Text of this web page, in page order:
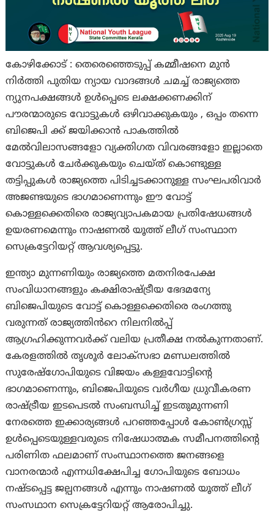
കോഴിക്കോട് : തെരെഞ്ഞെടുപ്പ് കമ്മീഷനെ മുൻ
നിർത്തി പുതിയ ന്യായ വാദങ്ങൾ ചമച്ച് രാജ്യത്തെ
ന്യുനപക്ഷങ്ങൾ ഉൾപ്പെടെ ലക്ഷക്കണക്കിന്
പൗരന്മാരുടെ വോട്ടുകൾ ഒഴിവാക്കുകയും , ഒപ്പം തന്നെ
ബിജെപി ക്ക് ജയിക്കാൻ പാകത്തിൽ
മേൽവിലാസങ്ങളോ വ്യക്തിഗത വിവരങ്ങളോ ഇല്ലാതെ
വോട്ടുകൾ ചേർക്കുകയും ചെയ്‌ത്‌ കൊണ്ടുള്ള
തട്ടിപ്പുകൾ രാജ്യത്തെ പിടിച്ചടക്കാനുള്ള സംഘപരിവാർ
അജണ്ടയുടെ ഭാഗമാണെന്നും ഈ വോട്ട്
കൊള്ളക്കെതിരെ രാജ്യവ്യാപകമായ പ്രതിഷേധങ്ങൾ
ഉയരണമെന്നും നാഷണൽ യൂത്ത് ലീഗ് സംസ്ഥാന
സെക്രട്ടേറിയറ്റ് ആവശ്യപ്പെട്ടു.
ഇന്ത്യാ മുന്നണിയും രാജ്യത്തെ മതനിരപേക്ഷ
സംവിധാനങ്ങളും കക്ഷിരാഷ്ട്രീയ ഭേദമന്യേ
ബിജെപിയുടെ വോട്ട് കൊള്ളക്കെതിരെ രംഗത്തു
വരുന്നത് രാജ്യത്തിൻറെ നിലനിൽപ്പ്
ആഗ്രഹിക്കുന്നവർക്ക് വലിയ പ്രതീക്ഷ നൽകുന്നതാണ്.
കേരളത്തിൽ തൃശൂർ ലോക്സഭാ മണ്ഡലത്തിൽ
സുരേഷ്‌ഗോപിയുടെ വിജയം കള്ളവോട്ടിന്റെ
ഭാഗമാണെന്നും, ബിജെപിയുടെ വർഗീയ ധ്രുവീകരണ
രാഷ്ട്രീയ ഇടപെടൽ സംബന്ധിച്ച് ഇടതുമുന്നണി
നേരത്തെ ഇക്കാര്യങ്ങൾ പറഞ്ഞപ്പോൾ കോൺഗ്രസ്സ്
ഉൾപ്പെടെയുള്ളവരുടെ നിഷേധാത്മക സമീപനത്തിന്റെ
പരിണിത ഫലമാണ് സംസ്ഥാനത്തെ ജനങ്ങളെ
വാനരന്മാർ എന്നധിക്ഷേപിച്ച ഗോപിയുടെ ബോധം
നഷ്ടപ്പെട്ട ജല്പനങ്ങൾ എന്നും നാഷണൽ യൂത്ത് ലീഗ്
സംസഥാന സെക്രട്ടേറിയറ്റ് ആരോപിച്ചു.